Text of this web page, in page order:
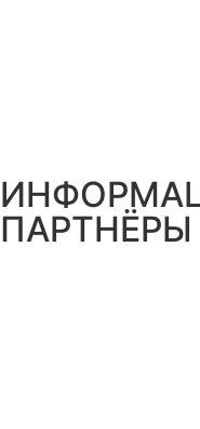
ПАРТНЁРЫ